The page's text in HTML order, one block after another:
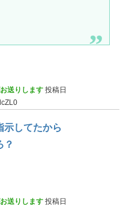
送りします 投稿日
示してたから
？
送りします 投稿日